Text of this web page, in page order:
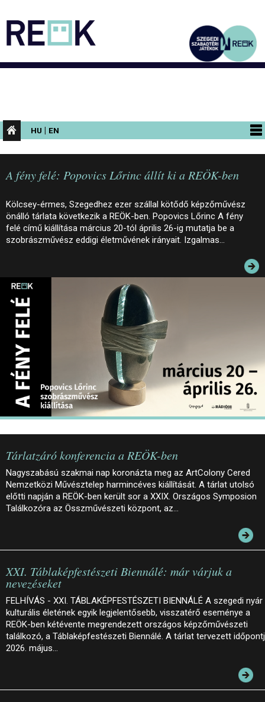
HU | EN
PROGRAMOK
KIÁLLÍTÁSOK
AZ ÉPÜLET
INFORMÁCIÓK
KONFERENCIA
ELÉRHETŐSÉG
PALOTASÉTÁK ÉS VEZETÉSEK
KÖZÉRDEKŰ ADATOK
A fény felé: Popovics Lőrinc állít ki a REÖK-ben
Kölcsey-érmes, Szegedhez ezer szállal kötődő képzőművész
önálló tárlata következik a REÖK-ben. Popovics Lőrinc A fény
felé című kiállítása március 20-tól április 26-ig mutatja be a
szobrászművész eddigi életművének irányait. Izgalmas…
Tárlatzáró konferencia a REÖK-ben
Nagyszabású szakmai nap koronázta meg az ArtColony Cered
Nemzetközi Művésztelep harmincéves kiállítását. A tárlat utolsó
előtti napján a REÖK-ben került sor a XXIX. Országos Symposion
Találkozóra az Összművészeti központ, az…
XXI. Táblaképfestészeti Biennálé: már várjuk a
nevezéseket
FELHÍVÁS - XXI. TÁBLAKÉPFESTÉSZETI BIENNÁLÉ A szegedi nyár
kulturális életének egyik legjelentősebb, visszatérő eseménye a
REÖK-ben kétévente megrendezett országos képzőművészeti
találkozó, a Táblaképfestészeti Biennálé. A tárlat tervezett
2026. május…